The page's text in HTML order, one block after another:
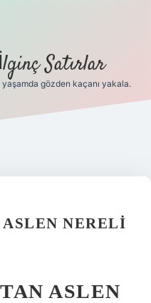
İlginç Satırlar
gözden kaçanı yakala.
NERELI
ASLEN